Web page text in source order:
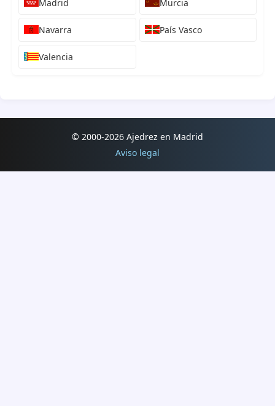
25.07.2026
32. Torneo Relámpago Ciudad de Ávila 2026
5. Torneo de Ferias San Nicasio 2026
25.07.2026
2. Torneo de Ajedrez Los Navalucillos -Promoción- 2026
25.07.2026
2. Torneo de Ajedrez Los Navalucillos Evaluable ELO 2026
Madrid Murcia
Navarra País Vasco
Valencia
© 2000-2026 Ajedrez en Madrid
Aviso legal